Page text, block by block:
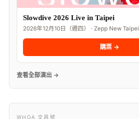
Slowdive 2026 Live in Taipei
2026年12月10日（週四） · Zepp New Taipei
購票 →
查看全部演出 →
WHOA 文昌號